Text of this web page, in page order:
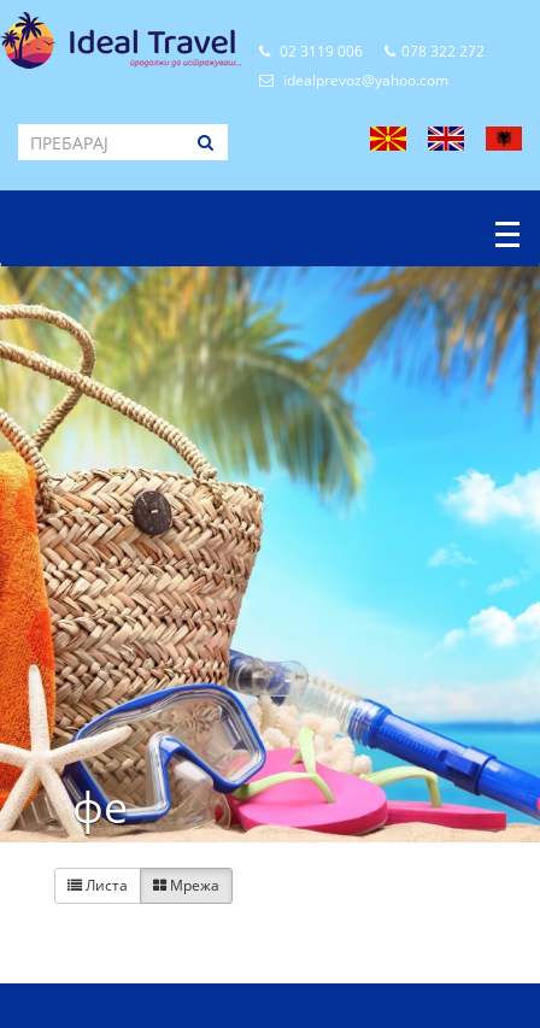
02 3119 006
078 322 272
idealprevoz@yahoo.com
фе
Листа Мрежа